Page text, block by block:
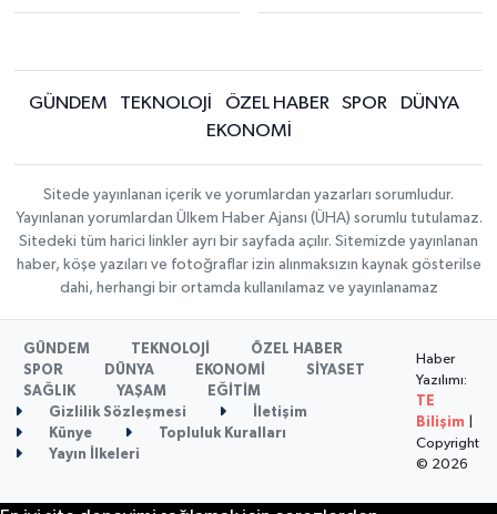
GÜNDEM TEKNOLOJİ ÖZEL HABER SPOR
DÜNYA
EKONOMİ
Sitede yayınlanan içerik ve yorumlardan yazarları sorumludur.
Yayınlanan yorumlardan Ülkem Haber Ajansı (ÜHA) sorumlu tutulamaz.
Sitedeki tüm harici linkler ayrı bir sayfada açılır. Sitemizde yayınlanan
haber, köşe yazıları ve fotoğraflar izin alınmaksızın kaynak gösterilse
dahi, herhangi bir ortamda kullanılamaz ve yayınlanamaz
GÜNDEM TEKNOLOJİ
ÖZEL HABER
SPOR
DÜNYA EKONOMİ
SİYASET
SAĞLIK
YAŞAM
EĞİTİM
Gizlilik Sözleşmesi
İletişim
Künye
Topluluk Kuralları
Yayın İlkeleri
Haber
Yazılımı:
TE
Bilişim
Copyright
© 2026